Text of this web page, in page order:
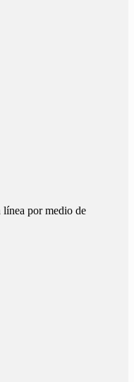
línea por medio de